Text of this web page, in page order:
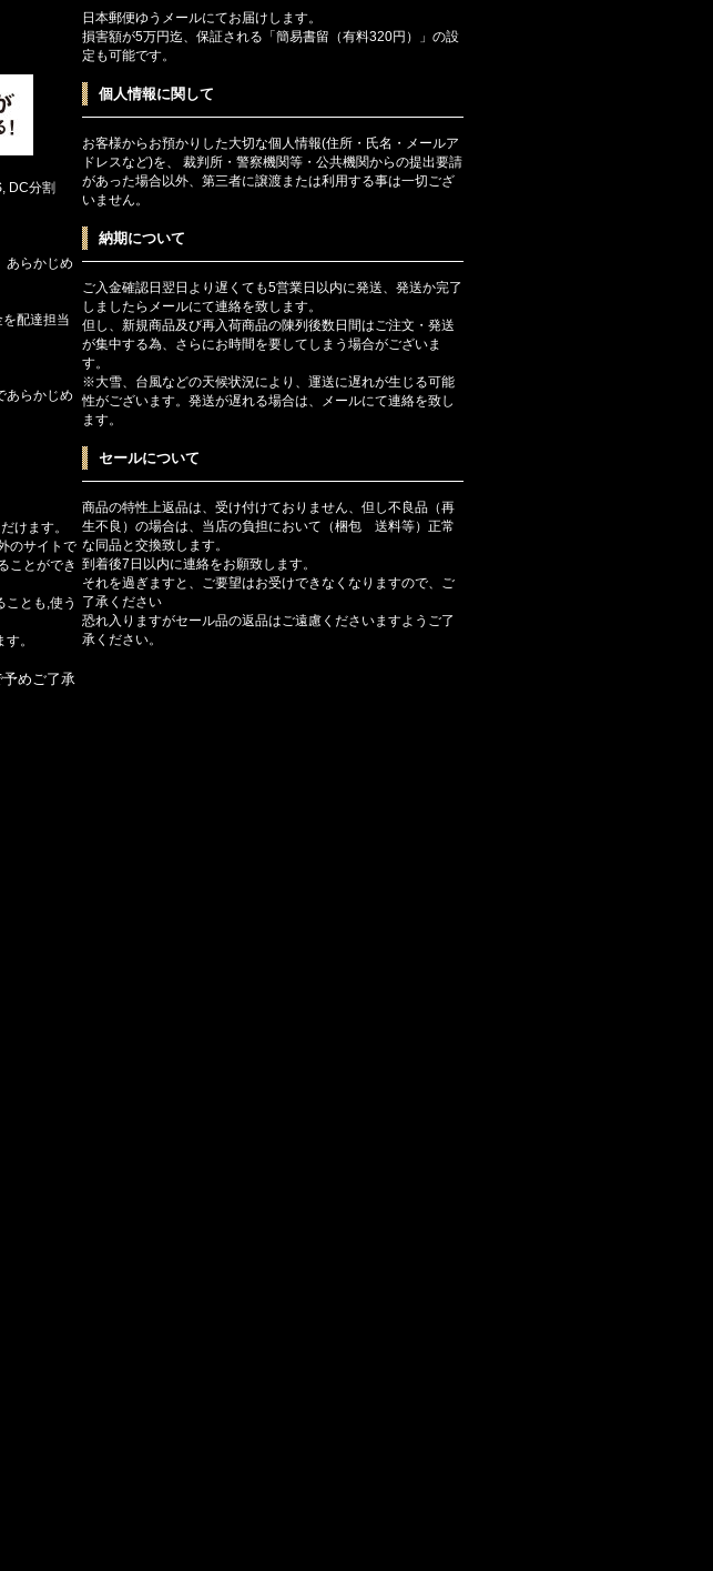
DC分割
あらかじめ
配達担当
あらかじめ
けます。
のサイトで
ことができ
ことも,使う
。
めご了承
日本郵便ゆうメールにてお届けします。
損害額が5万円迄、保証される「簡易書留（有料320円）」の設
定も可能です。
個人情報に関して
お客様からお預かりした大切な個人情報(住所・氏名・メールア
ドレスなど)を、 裁判所・警察機関等・公共機関からの提出要請
があった場合以外、第三者に譲渡または利用する事は一切ござ
いません。
納期について
ご入金確認日翌日より遅くても5営業日以内に発送、発送か完了
しましたらメールにて連絡を致します。
但し、新規商品及び再入荷商品の陳列後数日間はご注文・発送
が集中する為、さらにお時間を要してしまう場合がございま
す。
※大雪、台風などの天候状況により、運送に遅れが生じる可能
性がございます。発送が遅れる場合は、メールにて連絡を致し
ます。
セールについて
商品の特性上返品は、受け付けておりません、但し不良品（再
生不良）の場合は、当店の負担において（梱包 送料等）正常
な同品と交換致します。
到着後7日以内に連絡をお願致します。
それを過ぎますと、ご要望はお受けできなくなりますので、ご
了承ください
恐れ入りますがセール品の返品はご遠慮くださいますようご了
承ください。